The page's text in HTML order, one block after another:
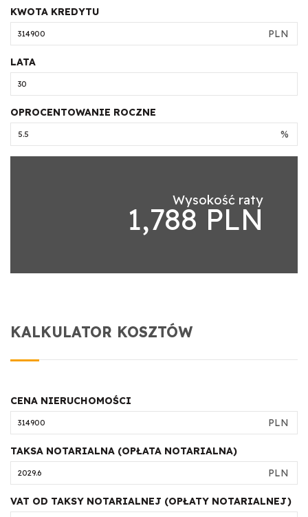
KWOTA KREDYTU
PLN
LATA
OPROCENTOWANIE ROCZNE
%
Wysokość raty
1,788 PLN
KALKULATOR KOSZTÓW
CENA NIERUCHOMOŚCI
PLN
TAKSA NOTARIALNA (OPŁATA NOTARIALNA)
PLN
VAT OD TAKSY NOTARIALNEJ (OPŁATY NOTARIALNEJ)